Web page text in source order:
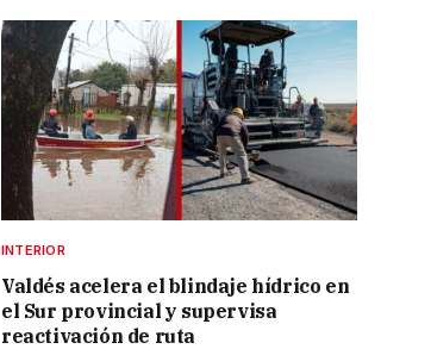
INTERIOR
Valdés acelera el blindaje hídrico en
el Sur provincial y supervisa
reactivación de ruta